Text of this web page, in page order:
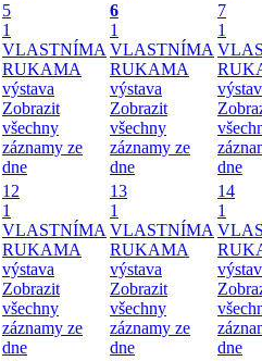
5
1
VLASTNÍMA
RUKAMA
výstava
Zobrazit
všechny
záznamy ze
dne
6
1
VLASTNÍMA
RUKAMA
výstava
Zobrazit
všechny
záznamy ze
dne
7
1
dne
12
1
VLASTNÍMA
RUKAMA
výstava
Zobrazit
všechny
záznamy ze
dne
13
1
VLASTNÍMA
RUKAMA
výstava
Zobrazit
všechny
záznamy ze
dne
14
1
dne